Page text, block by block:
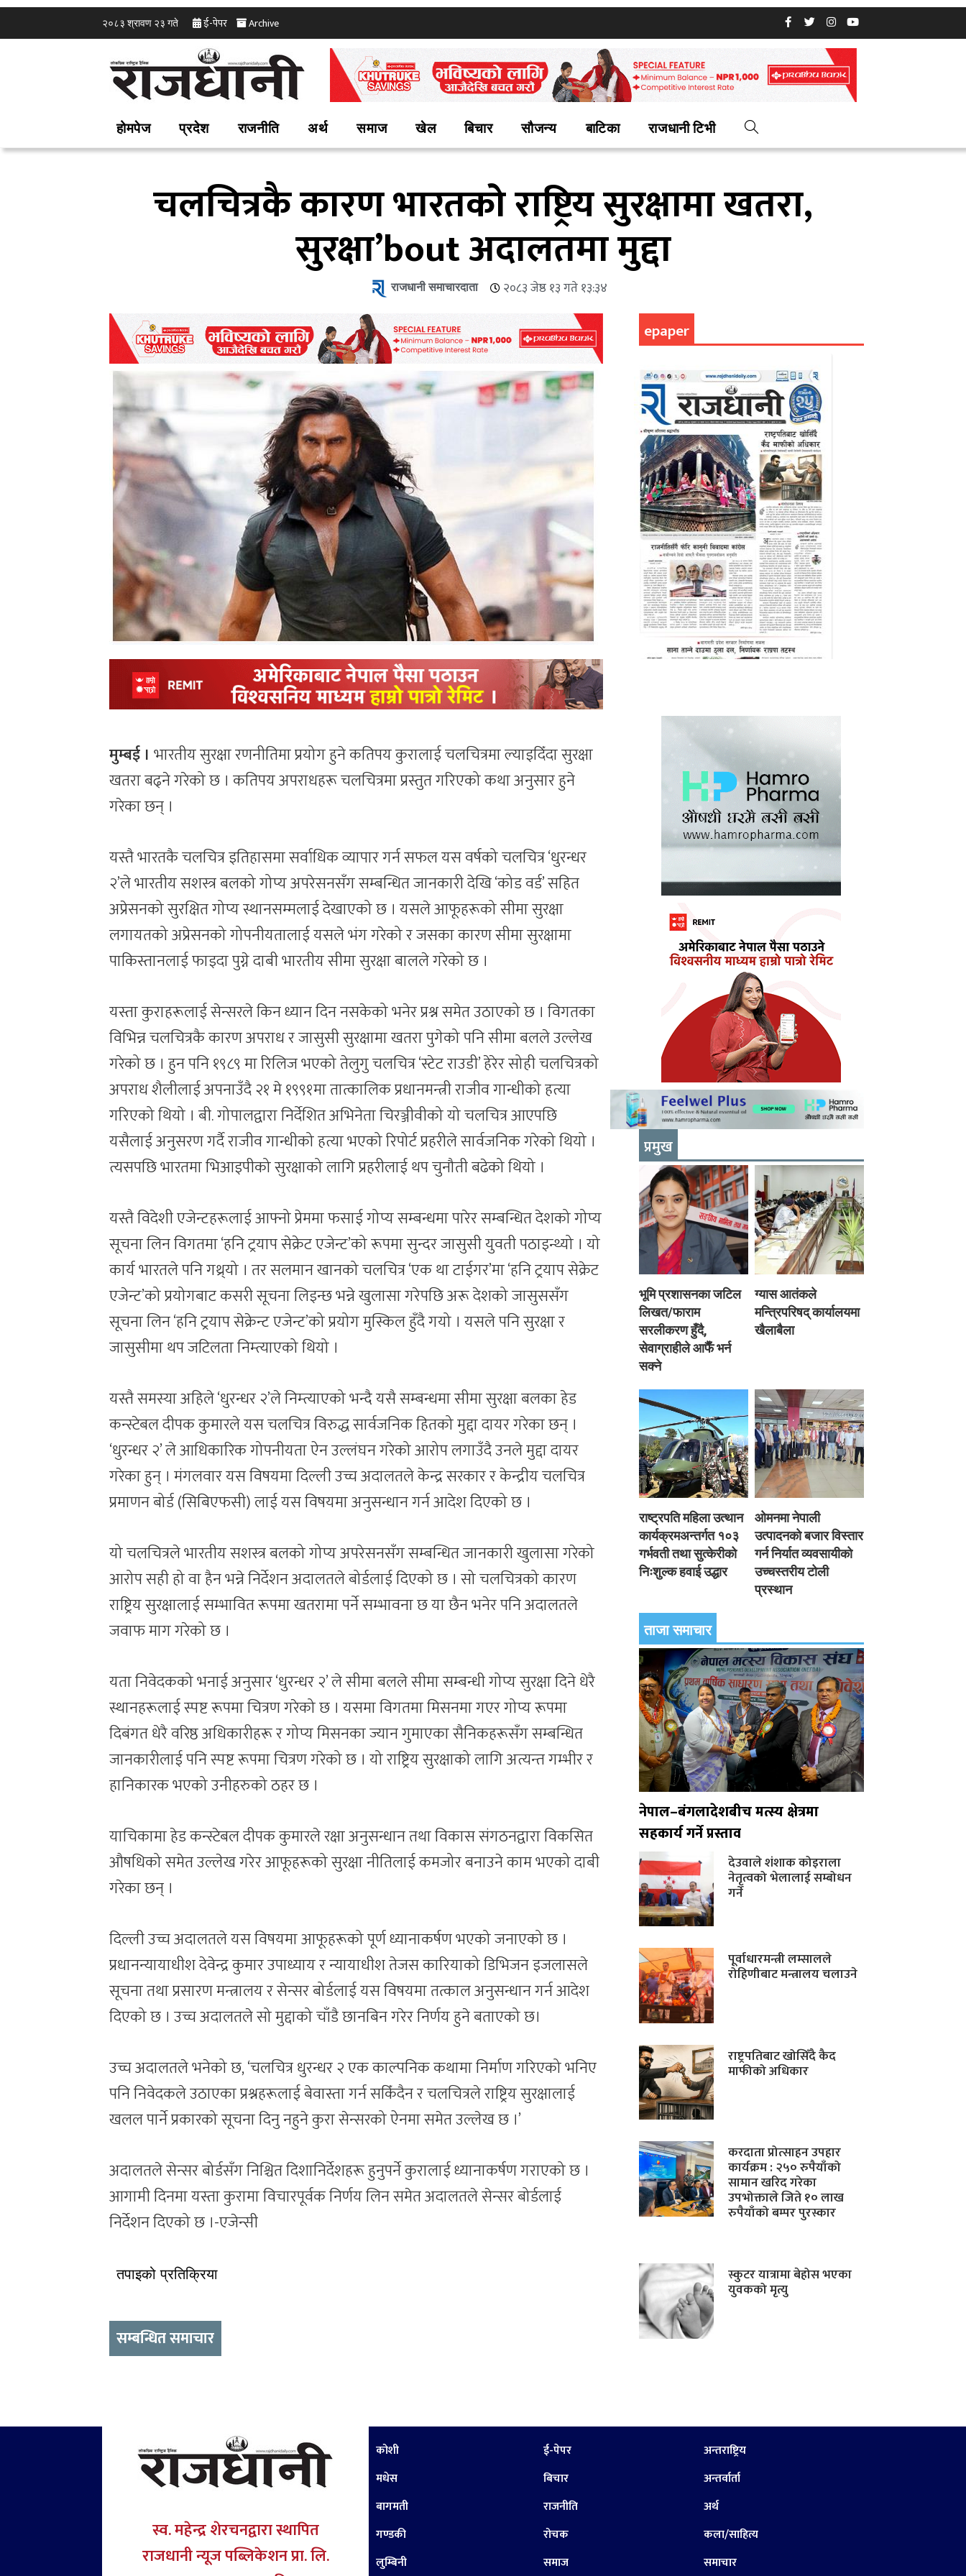
२०८३ श्रावण २३ गते ई-पेपर Archive
होमपेज प्रदेश राजनीति अर्थ समाज खेल बिचार सौजन्य बाटिका राजधानी टिभी
चलचित्रकै कारण भारतको राष्ट्रिय सुरक्षामा खतरा,
सुरक्षा’bout अदालतमा मुद्दा
राजधानी समाचारदाता २०८३ जेष्ठ १३ गते १३:३४
मुम्बई । भारतीय सुरक्षा रणनीतिमा प्रयोग हुने कतिपय कुरालाई चलचित्रमा ल्याइदिँदा सुरक्षा
खतरा बढ्ने गरेको छ । कतिपय अपराधहरू चलचित्रमा प्रस्तुत गरिएको कथा अनुसार हुने
गरेका छन् ।
यस्तै भारतकै चलचित्र इतिहासमा सर्वाधिक व्यापार गर्न सफल यस वर्षको चलचित्र ‘धुरन्धर
२’ले भारतीय सशस्त्र बलको गोप्य अपरेसनसँग सम्बन्धित जानकारी देखि ‘कोड वर्ड’ सहित
अप्रेसनको सुरक्षित गोप्य स्थानसम्मलाई देखाएको छ । यसले आफूहरूको सीमा सुरक्षा
लगायतको अप्रेसनको गोपनीयतालाई यसले भंग गरेको र जसका कारण सीमा सुरक्षामा
पाकिस्तानलाई फाइदा पुग्ने दाबी भारतीय सीमा सुरक्षा बालले गरेको छ ।
यस्ता कुराहरूलाई सेन्सरले किन ध्यान दिन नसकेको भनेर प्रश्न समेत उठाएको छ । विगतका
विभिन्न चलचित्रकै कारण अपराध र जासुसी सुरक्षामा खतरा पुगेको पनि सीमा बलले उल्लेख
गरेको छ । हुन पनि १९८९ मा रिलिज भएको तेलुगु चलचित्र ‘स्टेट राउडी’ हेरेर सोही चलचित्रको
अपराध शैलीलाई अपनाउँदै २१ मे १९९१मा तात्कालिक प्रधानमन्त्री राजीव गान्धीको हत्या
गरिएको थियो । बी. गोपालद्वारा निर्देशित अभिनेता चिरञ्जीवीको यो चलचित्र आएपछि
यसैलाई अनुसरण गर्दै राजीव गान्धीको हत्या भएको रिपोर्ट प्रहरीले सार्वजनिक गरेको थियो ।
त्यसपछि भारतमा भिआइपीको सुरक्षाको लागि प्रहरीलाई थप चुनौती बढेको थियो ।
यस्तै विदेशी एजेन्टहरूलाई आफ्नो प्रेममा फसाई गोप्य सम्बन्धमा पारेर सम्बन्धित देशको गोप्य
सूचना लिन विगतमा ‘हनि ट्रयाप सेक्रेट एजेन्ट’को रूपमा सुन्दर जासुसी युवती पठाइन्थ्यो । यो
कार्य भारतले पनि गथ्र्यो । तर सलमान खानको चलचित्र ‘एक था टाईगर’मा ‘हनि ट्रयाप सेक्रेट
एजेन्ट’को प्रयोगबाट कसरी सूचना लिइन्छ भन्ने खुलासा गरेपछि अरू देशको जासुससँग
सूचना लिन ‘हनि ट्रयाप सेक्रेन्ट एजेन्ट’को प्रयोग मुस्किल हुँदै गयो । यसले पनि सुरक्षा र
जासुसीमा थप जटिलता निम्त्याएको थियो ।
यस्तै समस्या अहिले ‘धुरन्धर २’ले निम्त्याएको भन्दै यसै सम्बन्धमा सीमा सुरक्षा बलका हेड
कन्स्टेबल दीपक कुमारले यस चलचित्र विरुद्ध सार्वजनिक हितको मुद्दा दायर गरेका छन् ।
‘धुरन्धर २’ ले आधिकारिक गोपनीयता ऐन उल्लंघन गरेको आरोप लगाउँदै उनले मुद्दा दायर
गरेका हुन् । मंगलवार यस विषयमा दिल्ली उच्च अदालतले केन्द्र सरकार र केन्द्रीय चलचित्र
प्रमाणन बोर्ड (सिबिएफसी) लाई यस विषयमा अनुसन्धान गर्न आदेश दिएको छ ।
यो चलचित्रले भारतीय सशस्त्र बलको गोप्य अपरेसनसँग सम्बन्धित जानकारी खुलासा गरेको
आरोप सही हो वा हैन भन्ने निर्देशन अदालतले बोर्डलाई दिएको छ । सो चलचित्रको कारण
राष्ट्रिय सुरक्षालाई सम्भावित रूपमा खतरामा पर्ने सम्भावना छ या छैन भनेर पनि अदालतले
जवाफ माग गरेको छ ।
यता निवेदकको भनाई अनुसार ‘धुरन्धर २’ ले सीमा बलले सीमा सम्बन्धी गोप्य सुरक्षा दिने धेरै
स्थानहरूलाई स्पष्ट रूपमा चित्रण गरेको छ । यसमा विगतमा मिसनमा गएर गोप्य रूपमा
दिबंगत धेरै वरिष्ठ अधिकारीहरू र गोप्य मिसनका ज्यान गुमाएका सैनिकहरूसँग सम्बन्धित
जानकारीलाई पनि स्पष्ट रूपमा चित्रण गरेको छ । यो राष्ट्रिय सुरक्षाको लागि अत्यन्त गम्भीर र
हानिकारक भएको उनीहरुको ठहर छ ।
याचिकामा हेड कन्स्टेबल दीपक कुमारले रक्षा अनुसन्धान तथा विकास संगठनद्वारा विकसित
औषधिको समेत उल्लेख गरेर आफूहरूको सुरक्षा नीतिलाई कमजोर बनाउने काम भएको दाबी
गरेका छन् ।
दिल्ली उच्च अदालतले यस विषयमा आफूहरूको पूर्ण ध्यानाकर्षण भएको जनाएको छ ।
प्रधानन्यायाधीश देवेन्द्र कुमार उपाध्याय र न्यायाधीश तेजस कारियाको डिभिजन इजलासले
सूचना तथा प्रसारण मन्त्रालय र सेन्सर बोर्डलाई यस विषयमा तत्काल अनुसन्धान गर्न आदेश
दिएको छ । उच्च अदालतले सो मुद्दाको चाँडै छानबिन गरेर निर्णय हुने बताएको छ।
उच्च अदालतले भनेको छ, ‘चलचित्र धुरन्धर २ एक काल्पनिक कथामा निर्माण गरिएको भनिए
पनि निवेदकले उठाएका प्रश्नहरूलाई बेवास्ता गर्न सकिँदैन र चलचित्रले राष्ट्रिय सुरक्षालाई
खलल पार्ने प्रकारको सूचना दिनु नहुने कुरा सेन्सरको ऐनमा समेत उल्लेख छ ।’
अदालतले सेन्सर बोर्डसँग निश्चित दिशानिर्देशहरू हुनुपर्ने कुरालाई ध्यानाकर्षण गराएको छ ।
आगामी दिनमा यस्ता कुरामा विचारपूर्वक निर्णय लिन समेत अदालतले सेन्सर बोर्डलाई
निर्देशन दिएको छ ।-एजेन्सी
तपाइको प्रतिक्रिया
सम्बन्धित समाचार
epaper
प्रमुख
भूमि प्रशासनका जटिल
लिखत/फाराम
सरलीकरण हुँदै,
सेवाग्राहीले आफैँ भर्न
सक्ने
ग्यास आतंकले
मन्त्रिपरिषद् कार्यालयमा
खैलाबैला
राष्ट्रपति महिला उत्थान
कार्यक्रमअन्तर्गत १०३
गर्भवती तथा सुत्केरीको
निःशुल्क हवाई उद्धार
ओमनमा नेपाली
उत्पादनको बजार विस्तार
गर्न निर्यात व्यवसायीको
उच्चस्तरीय टोली
प्रस्थान
ताजा समाचार
नेपाल–बंगलादेशबीच मत्स्य क्षेत्रमा
सहकार्य गर्ने प्रस्ताव
देउवाले शंशाक कोइराला
नेतृत्वको भेलालाई सम्बोधन
गर्ने
पूर्वाधारमन्त्री लम्सालले
रोहिणीबाट मन्त्रालय चलाउने
राष्ट्रपतिबाट खोसिँदै कैद
माफीको अधिकार
करदाता प्रोत्साहन उपहार
कार्यक्रम : २५० रुपैयाँको
सामान खरिद गरेका
उपभोक्ताले जिते १० लाख
रुपैयाँको बम्पर पुरस्कार
स्कुटर यात्रामा बेहोस भएका
युवकको मृत्यु
स्व. महेन्द्र शेरचनद्वारा स्थापित
राजधानी न्यूज पब्लिकेशन प्रा. लि.
कोशी
मधेस
बागमती
गण्डकी
लुम्बिनी
ई-पेपर
बिचार
राजनीति
रोचक
समाज
अन्तराष्ट्रिय
अन्तर्वार्ता
अर्थ
कला/साहित्य
समाचार